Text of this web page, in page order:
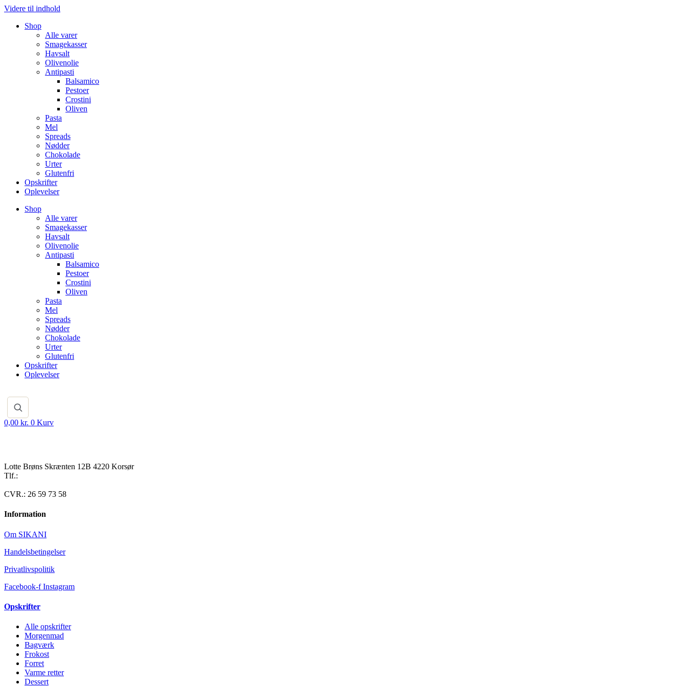
Videre til indhold
Shop
Alle varer
Smagekasser
Havsalt
Olivenolie
Antipasti
Balsamico
Pestoer
Crostini
Oliven
Pasta
Mel
Spreads
Nødder
Chokolade
Urter
Glutenfri
Opskrifter
Oplevelser
Shop
Alle varer
Smagekasser
Havsalt
Olivenolie
Antipasti
Balsamico
Pestoer
Crostini
Oliven
Pasta
Mel
Spreads
Nødder
Chokolade
Urter
Glutenfri
Opskrifter
Oplevelser
0,00 kr. 0 Kurv
Lotte Brøns Skrænten 12B 4220 Korsør
Tlf.:
CVR.: 26 59 73 58
Information
Om SIKANI
Handelsbetingelser
Privatlivspolitik
Facebook-f Instagram
Opskrifter
Alle opskrifter
Morgenmad
Bagværk
Frokost
Forret
Varme retter
Dessert